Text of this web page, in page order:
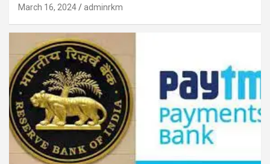
March 16, 2024 adminrkm